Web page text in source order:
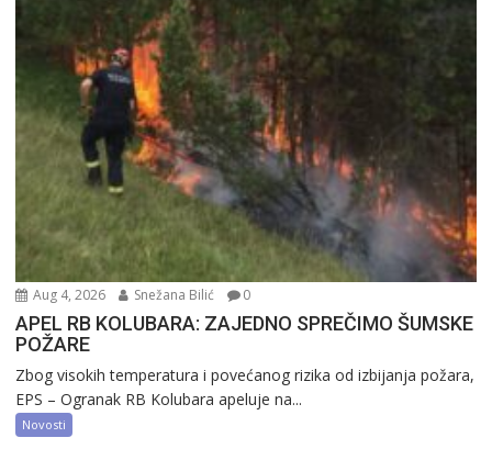
Aug 4, 2026 Snežana Bilić 0
APEL RB KOLUBARA: ZAJEDNO SPREČIMO ŠUMSKE
POŽARE
Zbog visokih temperatura i povećanog rizika od izbijanja požara,
EPS – Ogranak RB Kolubara apeluje na...
Novosti